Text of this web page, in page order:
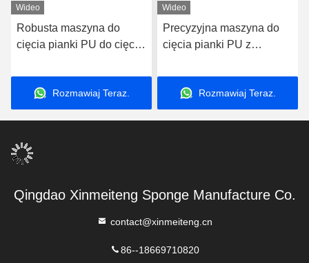
Wideo
Robusta maszyna do
cięcia pianki PU do cięcia
automatycznym rolkiem
ciśnienia i zawijania
Rozmawiaj Teraz.
Wideo
Precyzyjna maszyna do
cięcia pianki PU z
narzędzia i wysoką
dokładnością cięcia
Rozmawiaj Teraz.
Qingdao Xinmeiteng Sponge Manufacture Co.
contact@xinmeiteng.cn
86--18669710820